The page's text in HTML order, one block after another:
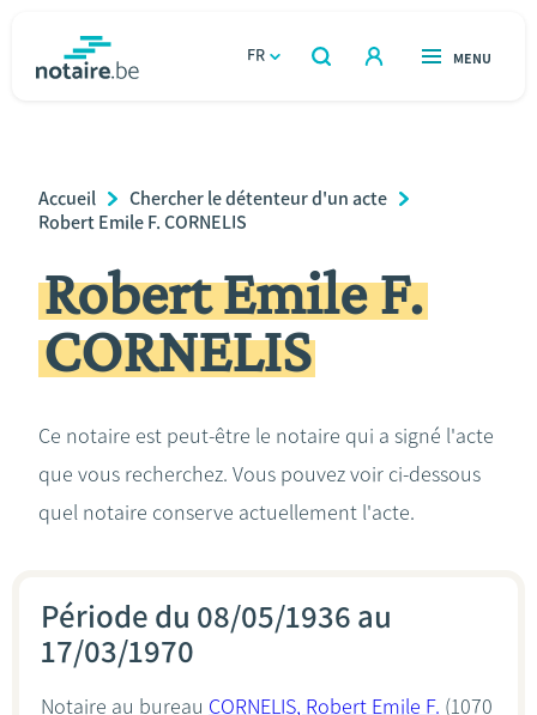
FR
OUVERT
RECHERCHER
OUVERT
MENU
Relations et vivre ensemble
Héritage et donations
Entreprendre
Calculateurs
Breadcrumb
Accueil
Chercher le détenteur d'un acte
Robert Emile F. CORNELIS
Robert Emile F.
CORNELIS
Ce notaire est peut-être le notaire qui a signé l'acte
que vous recherchez. Vous pouvez voir ci-dessous
quel notaire conserve actuellement l'acte.
Période du 08/05/1936 au
17/03/1970
Notaire au bureau CORNELIS, Robert Emile F. (1070